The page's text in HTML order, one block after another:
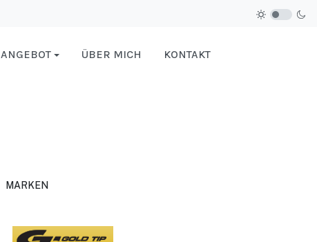
ANGEBOT ÜBER MICH KONTAKT
MARKEN